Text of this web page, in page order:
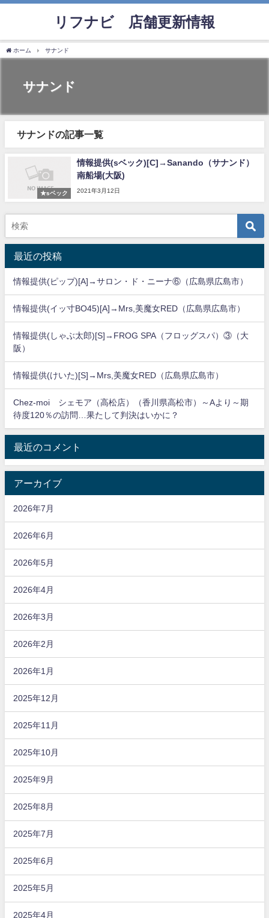
リフナビ®店舗更新情報
ホーム サナンド
サナンド
サナンドの記事一覧
★sベック
情報提供(sベック)[C]→Sanando（サナンド）
南船場(大阪)
2021年3月12日
最近の投稿
情報提供(ピップ)[A]→サロン・ド・ニーナ⑥（広島県広島市）
情報提供(イッ寸BO45)[A]→Mrs,美魔女RED（広島県広島市）
情報提供(しゃぶ太郎)[S]→FROG SPA（フロッグスパ）③（大
阪）
情報提供(けいた)[S]→Mrs,美魔女RED（広島県広島市）
Chez-moi シェモア（高松店）（香川県高松市）～Aより～期
待度120％の訪問…果たして判決はいかに？
最近のコメント
アーカイブ
2026年7月
2026年6月
2026年5月
2026年4月
2026年3月
2026年2月
2026年1月
2025年12月
2025年11月
2025年10月
2025年9月
2025年8月
2025年7月
2025年6月
2025年5月
2025年4月